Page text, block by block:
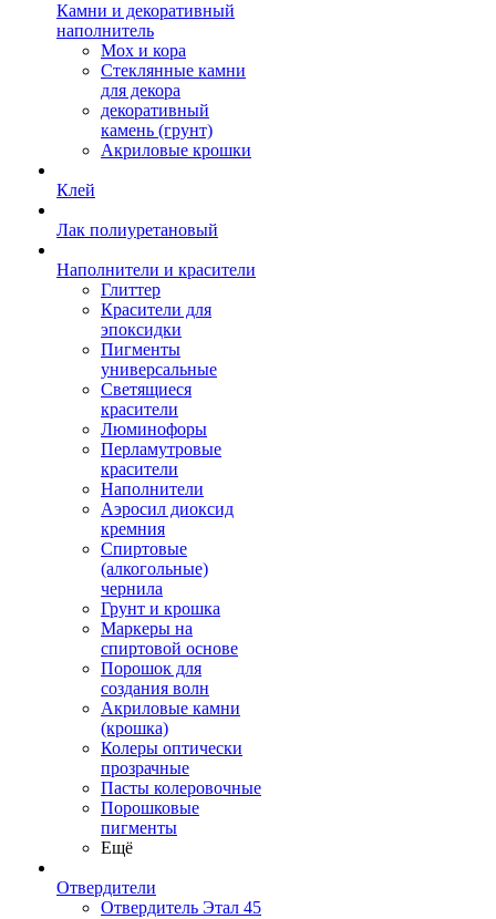
Камни и декоративный
наполнитель
Мох и кора
Стеклянные камни
для декора
декоративный
камень (грунт)
Акриловые крошки
Клей
Лак полиуретановый
Наполнители и красители
Глиттер
Красители для
эпоксидки
Пигменты
универсальные
Светящиеся
красители
Люминофоры
Перламутровые
красители
Наполнители
Аэросил диоксид
кремния
Спиртовые
(алкогольные)
чернила
Грунт и крошка
Маркеры на
спиртовой основе
Порошок для
создания волн
Акриловые камни
(крошка)
Колеры оптически
прозрачные
Пасты колеровочные
Порошковые
пигменты
Ещё
Отвердители
Отвердитель Этал 45